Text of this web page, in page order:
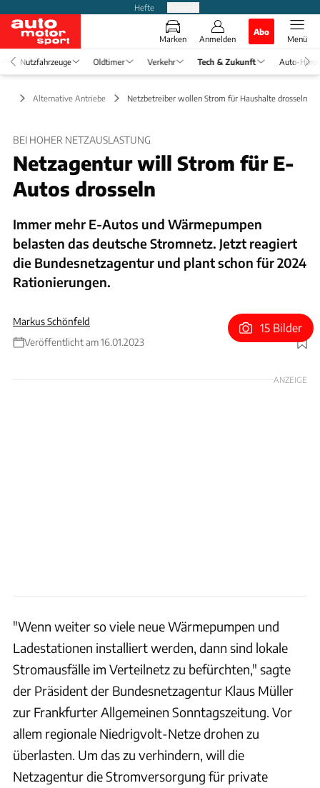
Hefte
Marken Anmelden
Abo
Menü
Nutzfahrzeuge Oldtimer Verkehr Tech & Zukunft Auto-
Alternative Antriebe Netzbetreiber wollen Strom für Haushalte drosseln
BEI HOHER NETZAUSLASTUNG
Netzagentur will Strom für E-
Autos drosseln
Immer mehr E-Autos und Wärmepumpen
belasten das deutsche Stromnetz. Jetzt reagiert
die Bundesnetzagentur und plant schon für 2024
Rationierungen.
Markus Schönfeld
Veröffentlicht am 16.01.2023
Foto: VW
15 Bilder
ANZEIGE
"Wenn weiter so viele neue Wärmepumpen und
Ladestationen installiert werden, dann sind lokale
Stromausfälle im Verteilnetz zu befürchten," sagte
der Präsident der Bundesnetzagentur Klaus Müller
zur Frankfurter Allgemeinen Sonntagszeitung. Vor
allem regionale Niedrigvolt-Netze drohen zu
überlasten. Um das zu verhindern, will die
Netzagentur die Stromversorgung für private